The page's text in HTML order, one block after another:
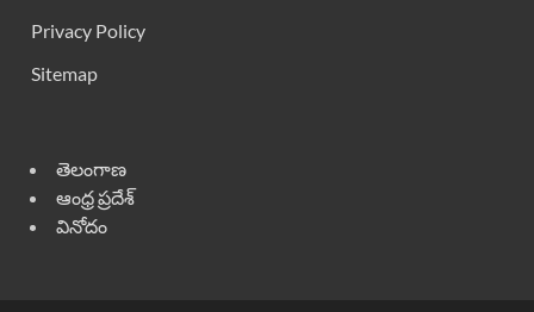
Privacy Policy
Sitemap
తెలంగాణ
ఆంధ్ర ప్రదేశ్
వినోదం